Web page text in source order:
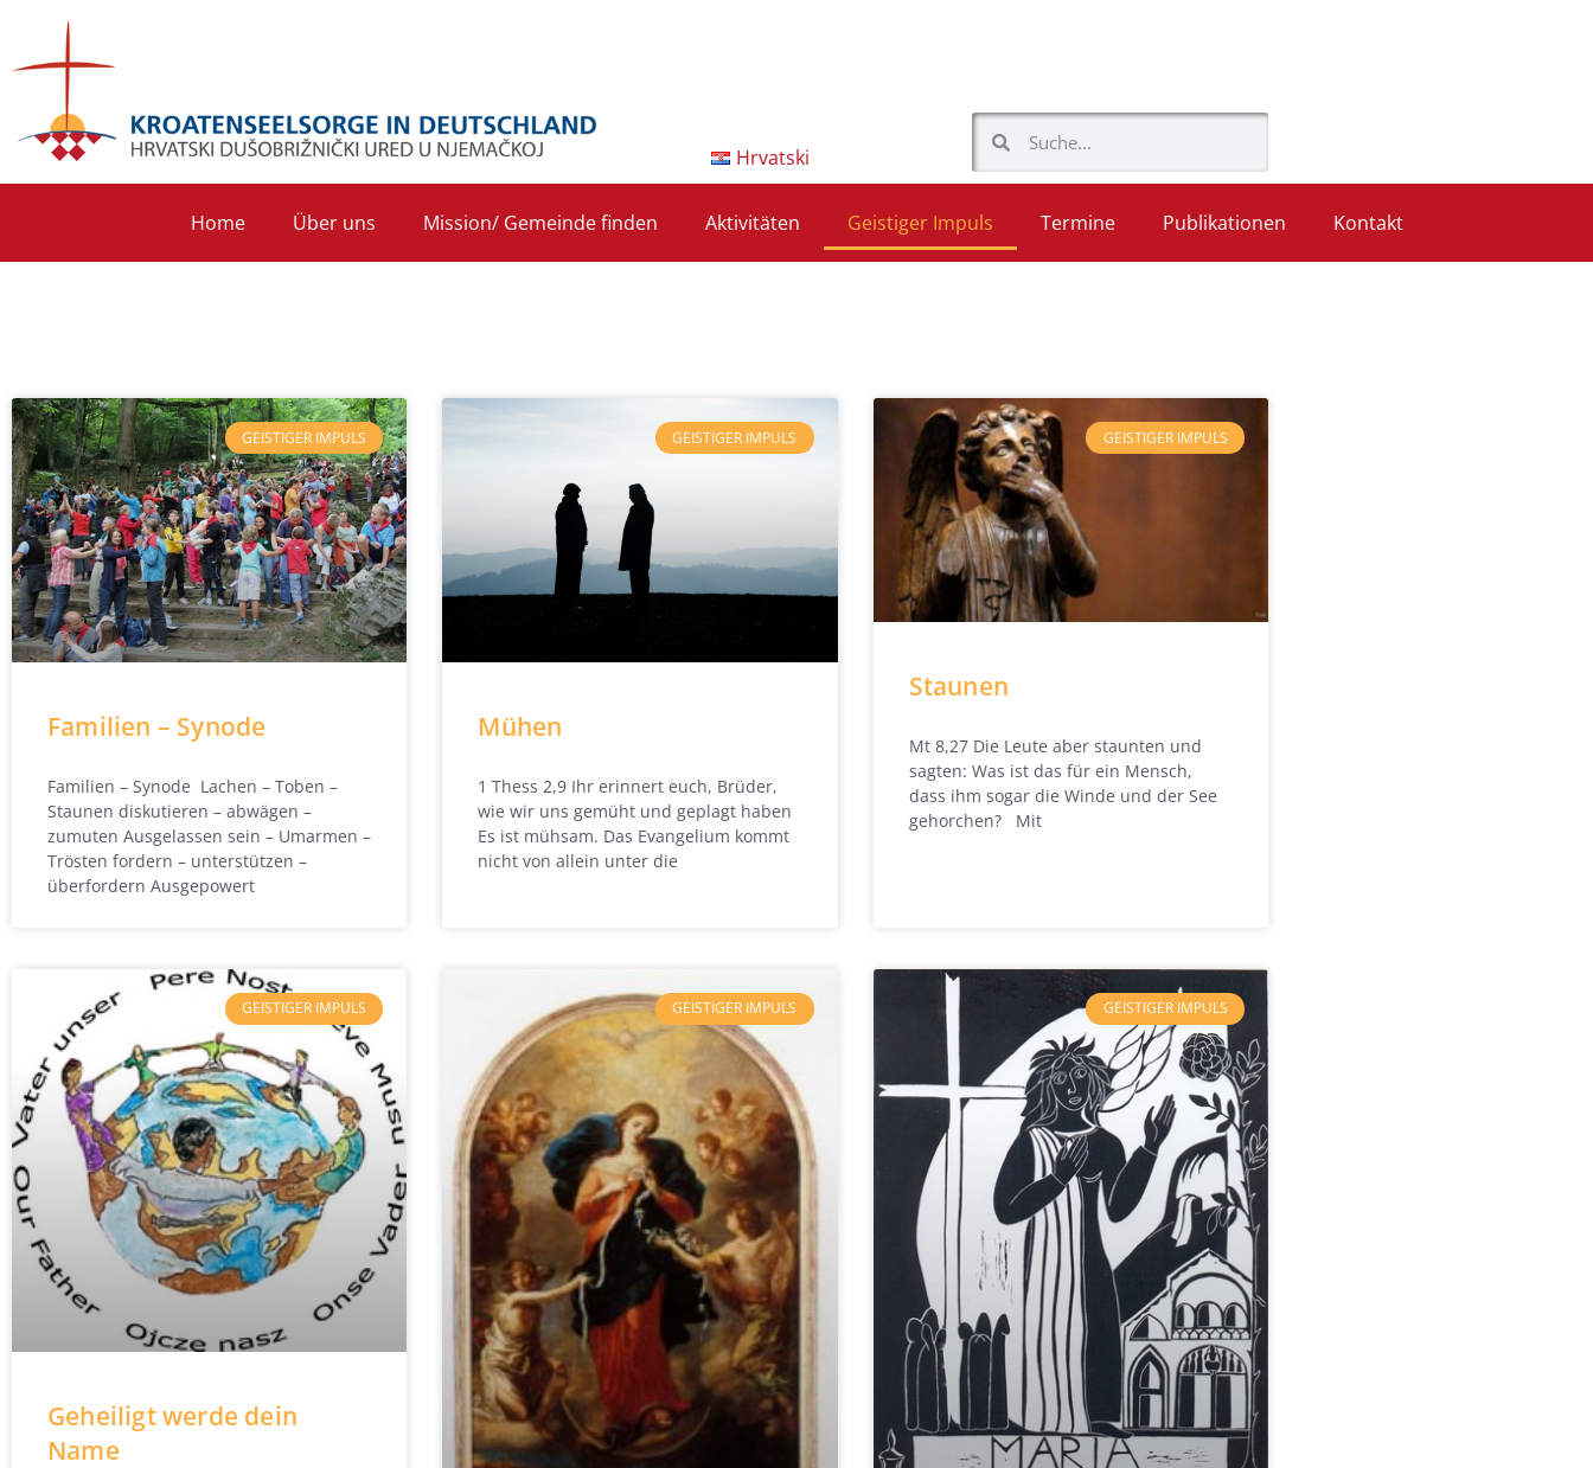
Hrvatski
Home Über uns Mission/ Gemeinde finden Aktivitäten Geistiger Impuls Termine Publikationen Kontakt
GEISTIGER IMPULS
Familien – Synode
Familien – Synode Lachen – Toben –
Staunen diskutieren – abwägen –
zumuten Ausgelassen sein – Umarmen –
Trösten fordern – unterstützen –
überfordern Ausgepowert
GEISTIGER IMPULS
Mühen
1 Thess 2,9 Ihr erinnert euch, Brüder,
wie wir uns gemüht und geplagt haben
Es ist mühsam. Das Evangelium kommt
nicht von allein unter die
GEISTIGER IMPULS
Staunen
Mt 8,27 Die Leute aber staunten und
sagten: Was ist das für ein Mensch,
dass ihm sogar die Winde und der See
gehorchen? Mit
GEISTIGER IMPULS
Geheiligt werde dein
Name
GEISTIGER IMPULS GEISTIGER IMPULS